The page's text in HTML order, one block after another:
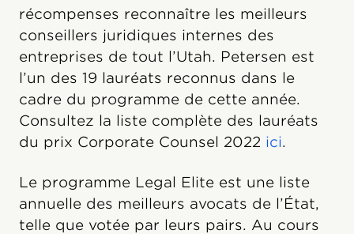
récompenses reconnaître les meilleurs
conseillers juridiques internes des
entreprises de tout l’Utah. Petersen est
l’un des 19 lauréats reconnus dans le
cadre du programme de cette année.
Consultez la liste complète des lauréats
du prix Corporate Counsel 2022 ici.
Le programme Legal Elite est une liste
annuelle des meilleurs avocats de l’État,
telle que votée par leurs pairs. Au cours